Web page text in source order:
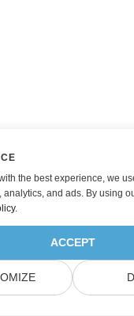
the best experience, we
analytics, and ads. By using
.
ACCEPT